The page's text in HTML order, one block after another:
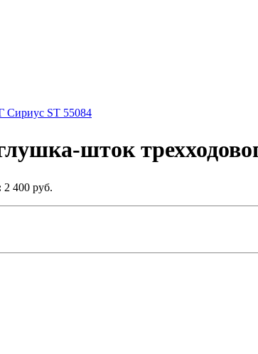
Сириус ST 55084
шток
2 400 руб.